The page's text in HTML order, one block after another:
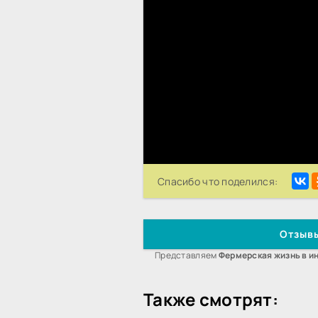
Спасибо что поделился:
ПредставляемФермерская жизнь в
Также смотрят: